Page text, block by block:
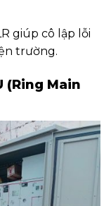
giúp cô lập lỗi
trường.
(Ring Main